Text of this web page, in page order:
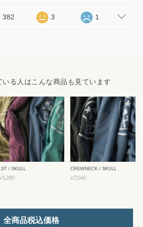
382 3 1
いる人はこんな商品も見ています
LST / SKULL
¥5,280
CREWNECK / SKULL
¥7,040
全商品税込価格